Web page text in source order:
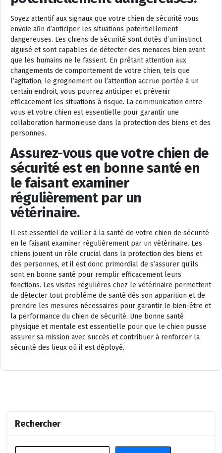
Soyez attentif aux signaux que votre chien de sécurité vous
envoie afin d’anticiper les situations potentiellement
dangereuses. Les chiens de sécurité sont dotés d’un instinct
aiguisé et sont capables de détecter des menaces bien avant
que les humains ne le fassent. En prêtant attention aux
changements de comportement de votre chien, tels que
l’agitation, le grognement ou l’attention accrue portée à un
certain endroit, vous pourrez anticiper et prévenir
efficacement les situations à risque. La communication entre
vous et votre chien est essentielle pour garantir une
collaboration harmonieuse dans la protection des biens et des
personnes.
Assurez-vous que votre chien de
sécurité est en bonne santé en
le faisant examiner
régulièrement par un
vétérinaire.
Il est essentiel de veiller à la santé de votre chien de sécurité
en le faisant examiner régulièrement par un vétérinaire. Les
chiens jouent un rôle crucial dans la protection des biens et
des personnes, et il est donc primordial de s’assurer qu’ils
sont en bonne santé pour remplir efficacement leurs
fonctions. Les visites régulières chez le vétérinaire permettent
de détecter tout problème de santé dès son apparition et de
prendre les mesures nécessaires pour garantir le bien-être et
la performance du chien de sécurité. Une bonne santé
physique et mentale est essentielle pour que le chien puisse
assurer sa mission avec succès et contribuer à renforcer la
sécurité des lieux où il est déployé.
Rechercher